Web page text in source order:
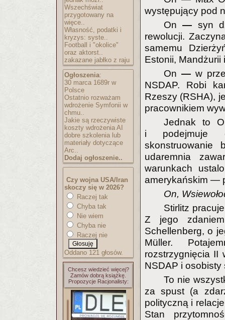
Wszechświat
przygotowany na
więce..
Własność, podatki i
kryzys: syste..
Football i "okolice"
oraz aktorst..
zakazane jabłko z raju
Ogłoszenia:
30 marca 1689r w
Polsce
Ostatnio rozważam
wdrożenie Symfonii w
chmu..
Jakie są rzeczywiste
koszty wdrożenia AI
dobre szkolenia lub
materiały dotyczące
Arc..
Dodaj ogłoszenie..
Czy wojna USA/Iran
skoczy się w 2026?
Raczej tak
Chyba tak
Nie wiem
Chyba nie
Raczej nie
Oddano 121 głosów.
Chcesz wiedzieć więcej?
Zamów dobrą książkę.
Propozycje Racjonalisty:
występujący pod
On — syn
rewolucji.
samemu
Estonii, Mandżurii
On — w
NSDAP. Robi
Rzeszy (RSHA),
pracownikiem
Jednak to
i podejmuje
skonstruowanie
udaremnia
warunkach
amerykańskim —
On,
Stirlitz
Z jego
Schellenberg, o
Müller.
rozstrzygnięcia II
NSDAP i
To nie
za spust (a
polityczną i
Stan